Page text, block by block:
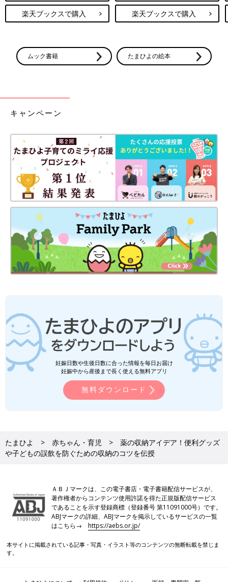
楽天ブックスで購入 楽天ブックスで購入
ムック書籍 たまひよの絵本
キャンペーン
妊娠日数や生後日数に合った情報を毎日お届け
妊娠中から産後まで長く使える無料アプリ
無料ダウンロード
たまひよ 赤ちゃん・育児
薬の収納アイデア！便利グッズ
や子どもの誤飲を防ぐための収納のコツを伝授
ＡＢＪマークは、この電子書店・電子書籍配信サービスが、
著作権者からコンテンツ使用許諾を得た正規版配信サービス
であることを示す登録商標（登録番号 第11091000号）です。
ABJマークの詳細、ABJマークを掲示しているサービスの一覧
はこちら→https://aebs.or.jp/
本サイトに掲載されている記事・写真・イラスト等のコンテンツの無断転載を禁じま
す。